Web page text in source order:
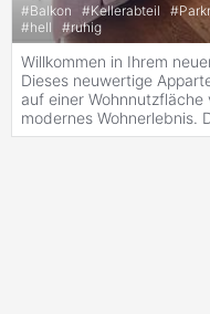
#Balkon #Kellerabteil #
#hell #ruhig
Willkommen in Ihrem
Dieses neuwertige
auf einer
modernes Wohnerlebnis.